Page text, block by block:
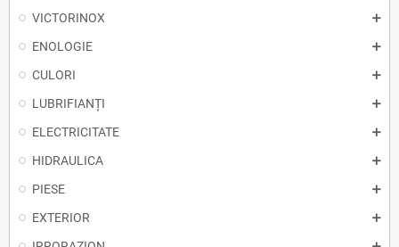
VICTORINOX
ENOLOGIE
CULORI
LUBRIFIANȚI
ELECTRICITATE
HIDRAULICA
PIESE
EXTERIOR